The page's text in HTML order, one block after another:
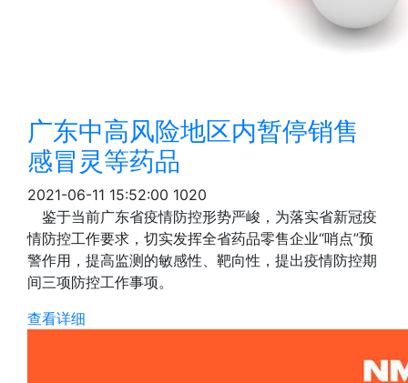
广东中高风险地区内暂停销售
感冒灵等药品
2021-06-11 15:52:00 1020
鉴于当前广东省疫情防控形势严峻，为落实省新冠疫
情防控工作要求，切实发挥全省药品零售企业“哨点”预
警作用，提高监测的敏感性、靶向性，提出疫情防控期
间三项防控工作事项。
查看详细